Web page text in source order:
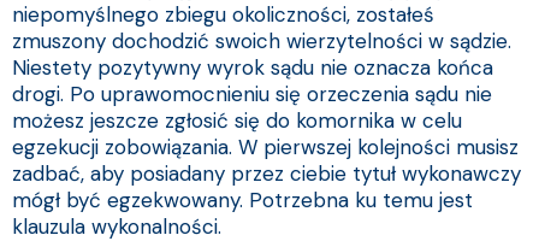
niepomyślnego zbiegu okoliczności, zostałeś
zmuszony dochodzić swoich wierzytelności w sądzie.
Niestety pozytywny wyrok sądu nie oznacza końca
drogi. Po uprawomocnieniu się orzeczenia sądu nie
możesz jeszcze zgłosić się do komornika w celu
egzekucji zobowiązania. W pierwszej kolejności musisz
zadbać, aby posiadany przez ciebie tytuł wykonawczy
mógł być egzekwowany. Potrzebna ku temu jest
klauzula wykonalności.